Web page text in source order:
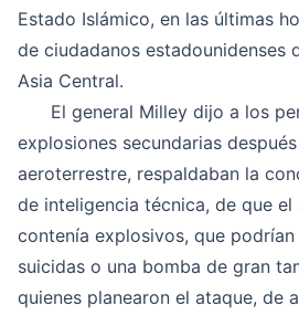
Estado Islámico, en las últimas
de ciudadanos estadounidenses
Asia Central.
El general Milley dijo a los
explosiones secundarias
aeroterrestre, respaldaban la
de inteligencia técnica, de que
contenía explosivos, que
suicidas o una bomba de gran
quienes planearon el ataque, de